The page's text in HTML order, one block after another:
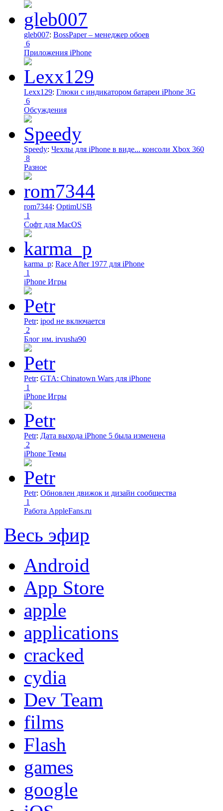
gleb007: BossPaper – менеджер обоев
6
Приложения iPhone
Lexx129: Глюки с индикатором батареи iPhone 3G
6
Обсуждения
Speedy: Чехлы для iPhone в виде... консоли Xbox 360
8
Разное
rom7344: OptimUSB
1
Софт для MacOS
karma_p: Race After 1977 для iPhone
1
iPhone Игры
Petr: ipod не включается
2
Блог им. irvusha90
Petr: GTA: Chinatown Wars для iPhone
1
iPhone Игры
Petr: Дата выхода iPhone 5 была изменена
2
iPhone Темы
Petr: Обновлен движок и дизайн сообщества
1
Работа AppleFans.ru
Весь эфир
Android
App Store
apple
applications
cracked
cydia
Dev Team
films
Flash
games
google